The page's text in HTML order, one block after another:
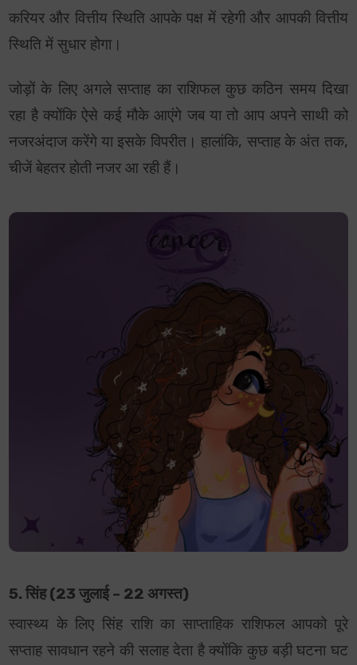
करियर और वित्तीय स्थिति आपके पक्ष में रहेगी और आपकी वित्तीय
स्थिति में सुधार होगा।
जोड़ों के लिए अगले सप्ताह का राशिफल कुछ कठिन समय दिखा
रहा है क्योंकि ऐसे कई मौके आएंगे जब या तो आप अपने साथी को
नजरअंदाज करेंगे या इसके विपरीत। हालांकि, सप्ताह के अंत तक,
चीजें बेहतर होती नजर आ रही हैं।
5. सिंह (23 जुलाई – 22 अगस्त)
स्वास्थ्य के लिए सिंह राशि का साप्ताहिक राशिफल आपको पूरे
सप्ताह सावधान रहने की सलाह देता है क्योंकि कुछ बड़ी घटना घट